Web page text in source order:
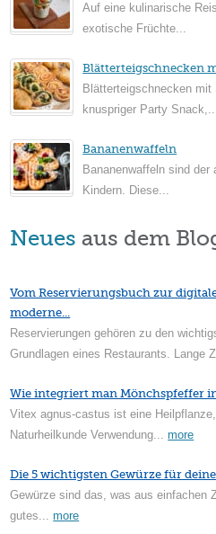
Auf eine kulinarische
exotische Früchte...
Blätterteigschnecken
Blätterteigschnecken
knuspriger Party
Bananenwaffeln
Bananenwaffeln sind der
Kindern. Diese...
Neues aus dem
Vom Reservierungsbuch zur
moderne...
Reservierungen gehören zu den
Grundlagen eines Restaurants. Lange
Wie integriert man Mönchspfeffer
Vitex agnus-castus ist eine
Naturheilkunde Verwendung...more
Die 5 wichtigsten Gewürze für
Gewürze sind das, was aus einfachen
gutes...more